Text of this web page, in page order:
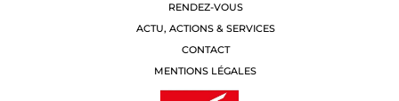
RENDEZ-VOUS
ACTU, ACTIONS & SERVICES
CONTACT
MENTIONS LÉGALES